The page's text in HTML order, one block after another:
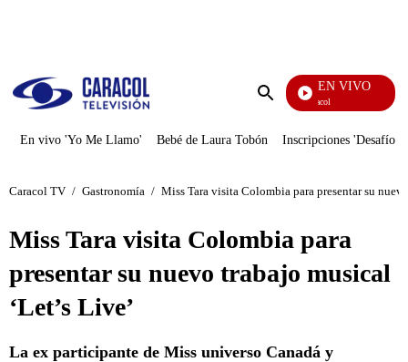
Enviar
EN VIVO
Noticias Caracol
En vivo 'Yo Me Llamo' Bebé de Laura Tobón Inscripciones 'Desafío'
Caracol TV / Gastronomía / Miss Tara visita Colombia para presentar su
Miss Tara visita Colombia para
presentar su nuevo trabajo musical
‘Let’s Live’
La ex participante de Miss universo Canadá y